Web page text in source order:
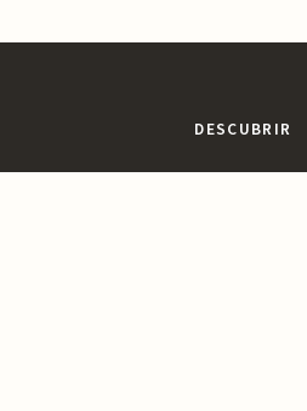
DESCUBRIR
Miradores y